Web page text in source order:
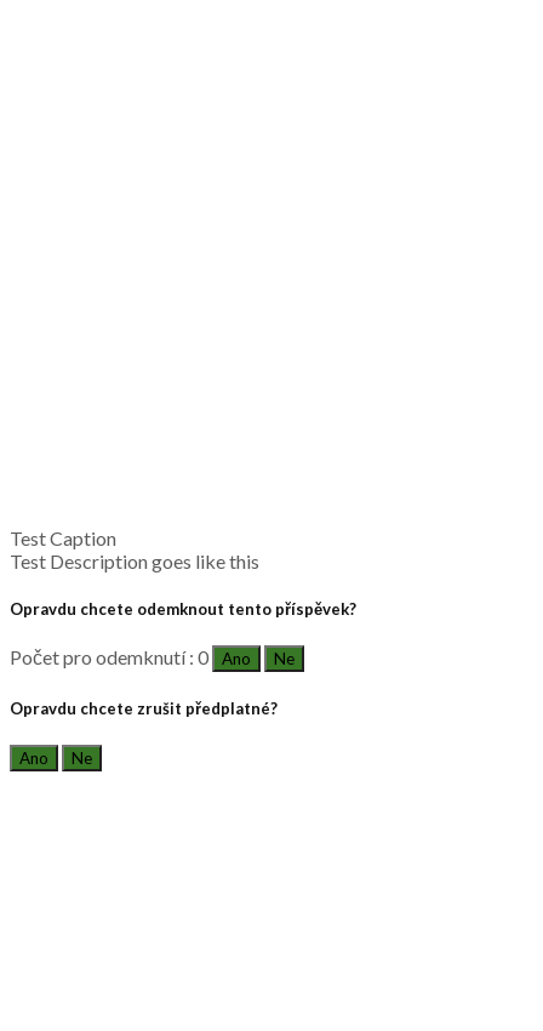
Test Caption
Test Description goes like this
Opravdu chcete odemknout tento příspěvek?
Počet pro odemknutí : 0 Ano Ne
Opravdu chcete zrušit předplatné?
Ano Ne